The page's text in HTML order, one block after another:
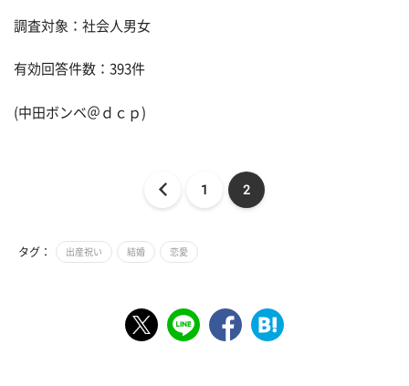
調査対象：社会人男女
有効回答件数：393件
(中田ボンベ＠ｄｃｐ)
1 2
タグ： 出産祝い 結婚 恋愛